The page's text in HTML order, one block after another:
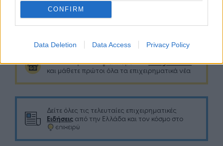
CONFIRM
Data Deletion Data Access Privacy Policy
Ακολουθήστε το στοGoogle News
και μάθετε πρώτοι όλα τα επιχειρηματικά νέα
Δείτε όλες τις τελευταίες επιχειρηματικές
Ειδήσεις από την Ελλάδα και τον κόσμο στο